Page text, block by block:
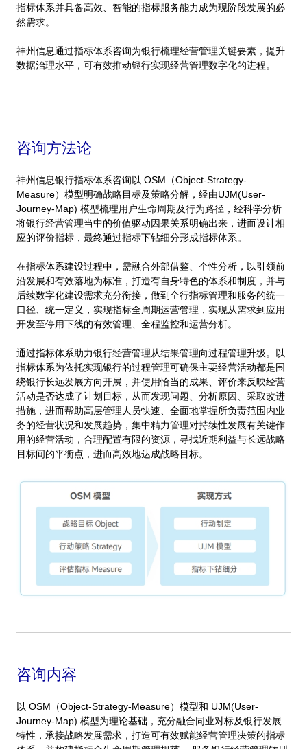
指标体系并具备高效、智能的指标服务能力成为现阶段发展的必
然需求。
神州信息通过指标体系咨询为银行梳理经营管理关键要素，提升
数据治理水平，可有效推动银行实现经营管理数字化的进程。
咨询方法论
神州信息银行指标体系咨询以 OSM（Object-Strategy-
Measure）模型明确战略目标及策略分解，经由UJM(User-
Journey-Map) 模型梳理用户生命周期及行为路径，经科学分析
将银行经营管理当中的价值驱动因果关系明确出来，进而设计相
应的评价指标，最终通过指标下钻细分形成指标体系。
在指标体系建设过程中，需融合外部借鉴、个性分析，以引领前
沿发展和有效落地为标准，打造有自身特色的体系和制度，并与
后续数字化建设需求充分衔接，做到全行指标管理和服务的统一
口径、统一定义，实现指标全周期运营管理，实现从需求到应用
开发至停用下线的有效管理、全程监控和运营分析。
通过指标体系助力银行经营管理从结果管理向过程管理升级。以
指标体系为依托实现银行的过程管理可确保主要经营活动都是围
绕银行长远发展方向开展，并使用恰当的成果、评价来反映经营
活动是否达成了计划目标，从而发现问题、分析原因、采取改进
措施，进而帮助高层管理人员快速、全面地掌握所负责范围内业
务的经营状况和发展趋势，集中精力管理对持续性发展有关键作
用的经营活动，合理配置有限的资源，寻找近期利益与长远战略
目标间的平衡点，进而高效地达成战略目标。
咨询内容
以 OSM（Object-Strategy-Measure）模型和 UJM(User-
Journey-Map) 模型为理论基础，充分融合同业对标及银行发展
特性，承接战略发展需求，打造可有效赋能经营管理决策的指标